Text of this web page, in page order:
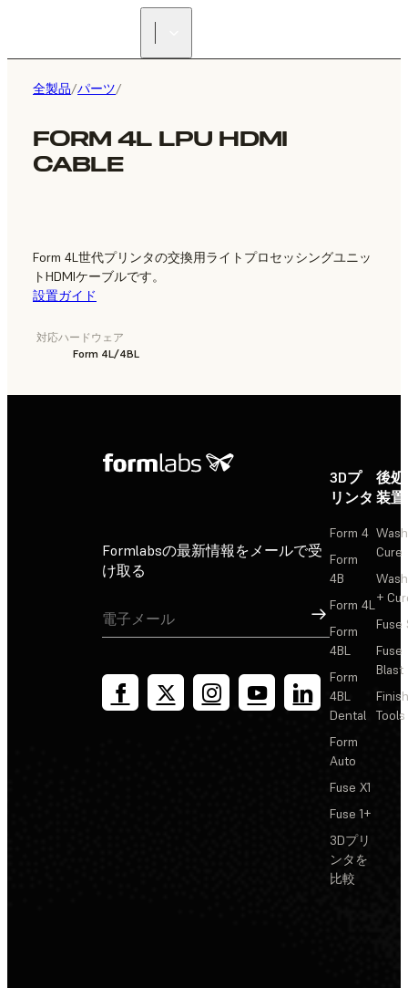
全製品/パーツ/
FORM 4L LPU HDMI
CABLE
Form 4L世代プリンタの交換用ライトプロセッシングユニッ
トHDMIケーブルです。
設置ガイド
対応ハードウェア
Form 4L/4BL
Formlabsの最新情報をメールで受
け取る
サインアップ
3Dプ
リンタ
Form 4
Form
4B
Form 4L
Form
4BL
Form
4BL
Dental
Form
Auto
Fuse X1
Fuse 1+
3Dプリ
ンタを
比較
後
装置
Cure
+
Fuse
Fuse
Blast
Tools